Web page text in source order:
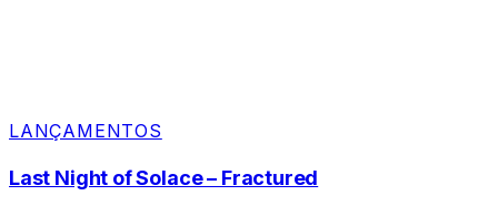
LANÇAMENTOS
Last Night of Solace – Fractured